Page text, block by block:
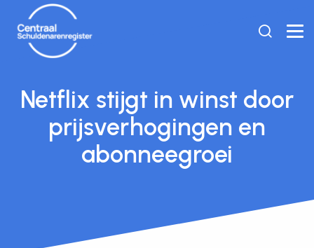
Netflix stijgt in winst door
prijsverhogingen en
abonneegroei